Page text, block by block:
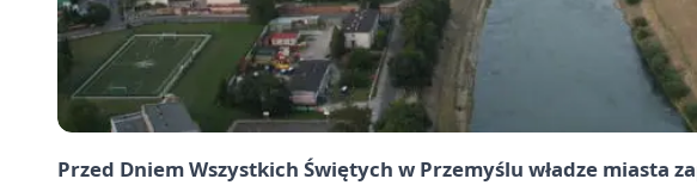
Przed Dniem Wszystkich Świętych w Przemyślu władze miasta